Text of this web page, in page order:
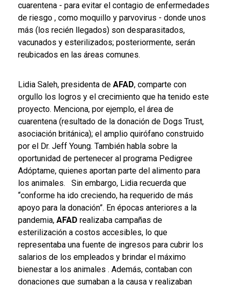
cuarentena - para evitar el contagio de enfermedades
de riesgo , como moquillo y parvovirus - donde unos
más (los recién llegados) son desparasitados,
vacunados y esterilizados; posteriormente, serán
reubicados en las áreas comunes.
Lidia Saleh, presidenta de AFAD, comparte con
orgullo los logros y el crecimiento que ha tenido este
proyecto. Menciona, por ejemplo, el área de
cuarentena (resultado de la donación de Dogs Trust,
asociación británica); el amplio quirófano construido
por el Dr. Jeff Young. También habla sobre la
oportunidad de pertenecer al programa Pedigree
Adóptame, quienes aportan parte del alimento para
los animales.
Sin embargo, Lidia recuerda que
“conforme ha ido creciendo, ha requerido de más
apoyo para la donación”. En épocas anteriores a la
pandemia, AFAD realizaba campañas de
esterilización a costos accesibles, lo que
representaba una fuente de ingresos para cubrir los
salarios de los empleados y brindar el máximo
bienestar a los animales . Además, contaban con
donaciones que sumaban a la causa y realizaban